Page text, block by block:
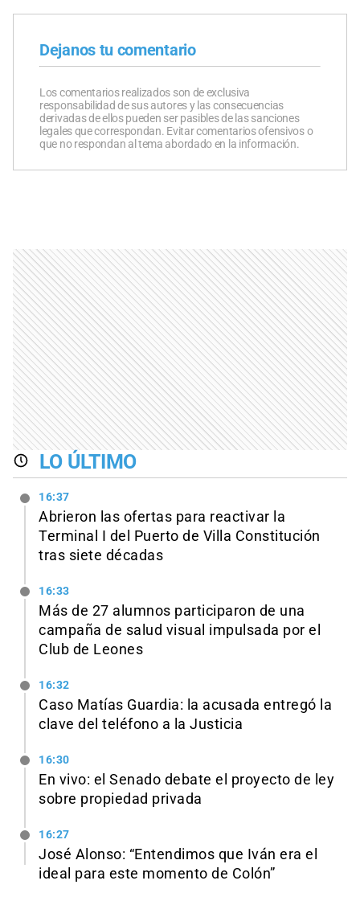
Dejanos tu comentario
Los comentarios realizados son de exclusiva
responsabilidad de sus autores y las consecuencias
derivadas de ellos pueden ser pasibles de las sanciones
legales que correspondan. Evitar comentarios ofensivos o
que no respondan al tema abordado en la información.
LO ÚLTIMO
16:37
Abrieron las ofertas para reactivar la
Terminal I del Puerto de Villa Constitución
tras siete décadas
16:33
Más de 27 alumnos participaron de una
campaña de salud visual impulsada por el
Club de Leones
16:32
Caso Matías Guardia: la acusada entregó la
clave del teléfono a la Justicia
16:30
En vivo: el Senado debate el proyecto de ley
sobre propiedad privada
16:27
José Alonso: “Entendimos que Iván era el
ideal para este momento de Colón”